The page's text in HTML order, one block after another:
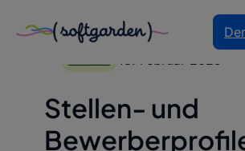
Zum
Stellen- und